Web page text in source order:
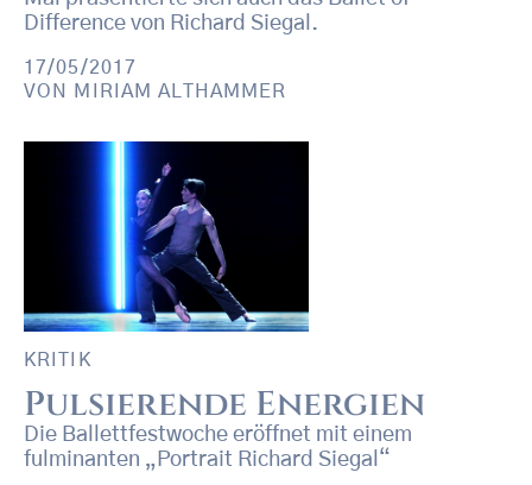
Difference von Richard Siegal.
17/05/2017
VON
MIRIAM ALTHAMMER
KRITIK
Pulsierende Energien
Die Ballettfestwoche eröffnet mit einem
fulminanten „Portrait Richard Siegal“